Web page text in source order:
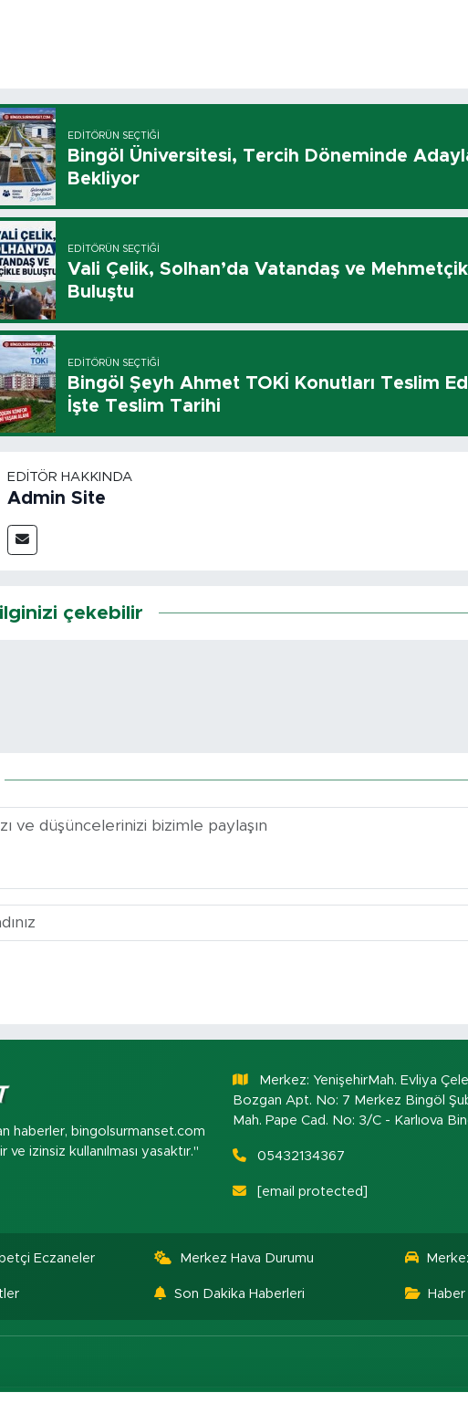
EDITÖRÜN SEÇTIĞI
Bingöl Üniversitesi, Tercih Döneminde
Bekliyor
EDITÖRÜN SEÇTIĞI
Vali Çelik, Solhan’da Vatandaş ve
Buluştu
EDITÖRÜN SEÇTIĞI
Bingöl Şeyh Ahmet TOKİ Konutları Teslim
İşte Teslim Tarihi
EDITÖR HAKKINDA
Admin Site
çekebilir
haberler, bingolsurmanset.com
izinsiz kullanılması yasaktır."
Merkez: YenişehirMah. Evliya
Bozgan Apt. No: 7 Merkez Bingöl
Mah. Pape Cad. No: 3/C - Karlıova
05432134367
[email protected]
Eczaneler Merkez Hava Durumu
Son Dakika Haberleri Haber